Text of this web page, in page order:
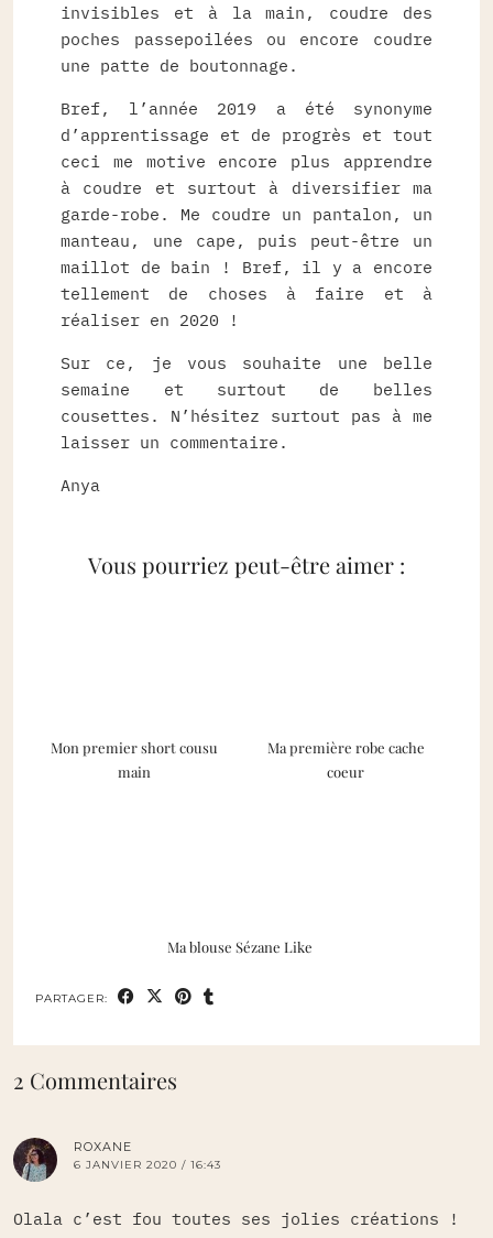
invisibles et à la main, coudre des
poches passepoilées ou encore coudre
une patte de boutonnage.
Bref, l’année 2019 a été synonyme
d’apprentissage et de progrès et tout
ceci me motive encore plus apprendre
à coudre et surtout à diversifier ma
garde-robe. Me coudre un pantalon, un
manteau, une cape, puis peut-être un
maillot de bain ! Bref, il y a encore
tellement de choses à faire et à
réaliser en 2020 !
Sur ce, je vous souhaite une belle
semaine et surtout de belles
cousettes. N’hésitez surtout pas à me
laisser un commentaire.
Anya
Vous pourriez peut-être aimer :
Mon premier short cousu
main
Ma première robe cache
coeur
Ma blouse Sézane Like
PARTAGER:
2 Commentaires
ROXANE
6 JANVIER 2020 / 16:43
Olala c’est fou toutes ses jolies créations !